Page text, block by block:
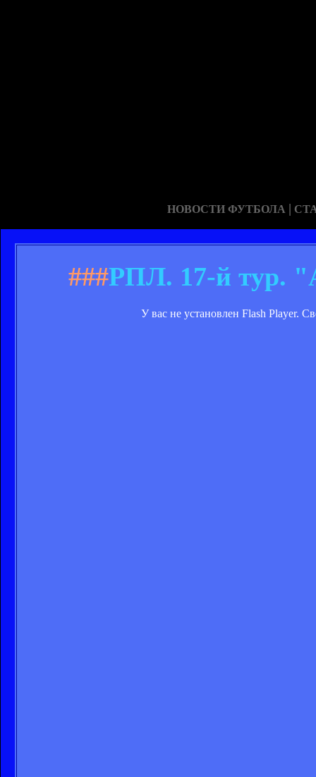
НОВОСТИ ФУТБОЛА |
###РПЛ. 17-й тур.
У вас не установлен Flash Player.